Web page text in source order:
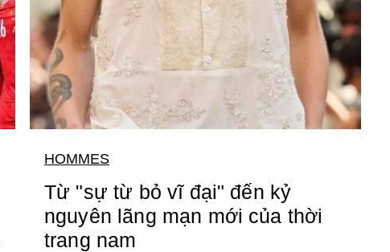
HOMMES
Từ "sự từ bỏ vĩ đại" đến kỷ
nguyên lãng mạn mới của thời
trang nam